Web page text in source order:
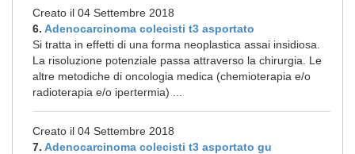
Creato il 04 Settembre 2018
6. Adenocarcinoma colecisti t3 asportato
Si tratta in effetti di una forma neoplastica assai insidiosa.
La risoluzione potenziale passa attraverso la chirurgia. Le
altre metodiche di oncologia medica (chemioterapia e/o
radioterapia e/o ipertermia) ...
Creato il 04 Settembre 2018
7. Adenocarcinoma colecisti t3 asportato gu